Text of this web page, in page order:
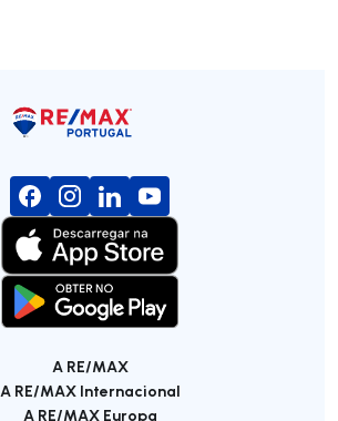
A RE/MAX
A RE/MAX Internacional
A RE/MAX Europa